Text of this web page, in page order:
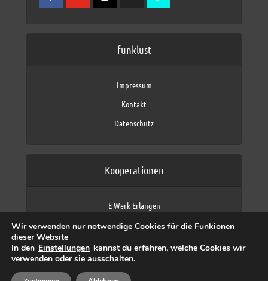
funklust
Impressum
Kontakt
Datenschutz
Kooperationen
E-Werk Erlangen
Fraunhofer IIS
max neo (AFK max)
Wir verwenden nur notwendige Cookies für die Funkionen
dieser Website
In den Einstellungen kannst du erfahren, welche Cookies wir
verwenden oder sie ausschalten.